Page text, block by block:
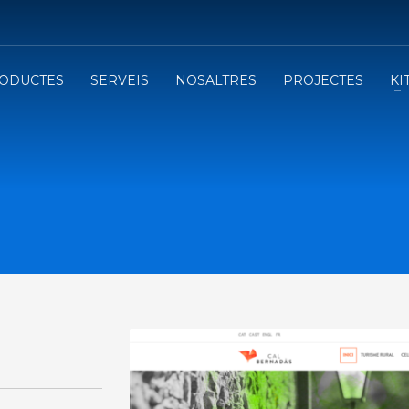
amb nosaltres a: vicki@infoactivat.com o al 93 850 87 61
SERVEIS NOSALTRES PROJECTES